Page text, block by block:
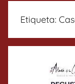
Etiqueta: